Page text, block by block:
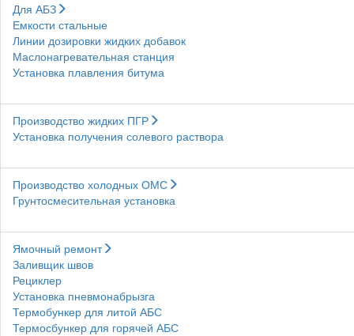
Для АБЗ
Емкости стальные
Линии дозировки жидких добавок
Маслонагревательная станция
Установка плавления битума
Производство жидких ПГР
Установка получения солевого раствора
Производство холодных ОМС
Грунтосмесительная установка
Ямочный ремонт
Заливщик швов
Рециклер
Установка пневмонабрызга
Термобункер для литой АБС
Термосбункер для горячей АБС